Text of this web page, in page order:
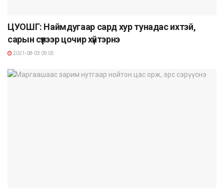
ЦУОШГ: Наймдугаар сард хур тунадас ихтэй,
сарын сүүлээр цочир хүйтэрнэ
2021-08-03 09:05